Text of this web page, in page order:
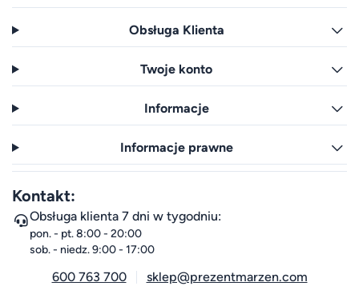
Obsługa Klienta
Twoje konto
Informacje
Informacje prawne
Kontakt:
Obsługa klienta 7 dni w tygodniu:
pon. - pt. 8:00 - 20:00
sob. - niedz. 9:00 - 17:00
600 763 700 sklep@prezentmarzen.com